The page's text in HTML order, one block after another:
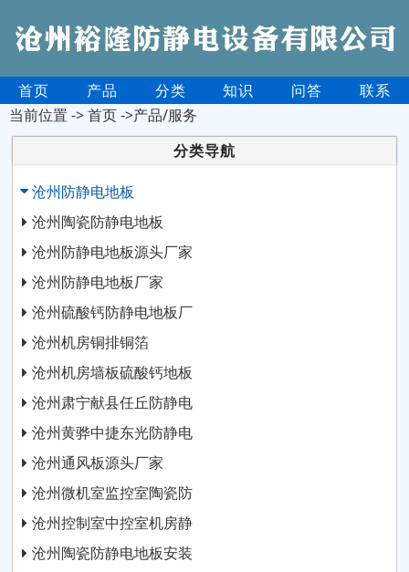
首页 产品 分类 知识 问答
联系
当前位置 ->首页->产品/服务
分类导航
沧州防静电地板
沧州陶瓷防静电地板
沧州防静电地板源头厂家
沧州防静电地板厂家
沧州硫酸钙防静电地板厂
沧州机房铜排铜箔
沧州机房墙板硫酸钙地板
沧州肃宁献县任丘防静电
沧州黄骅中捷东光防静电
沧州通风板源头厂家
沧州微机室监控室陶瓷防
沧州控制室中控室机房静
沧州陶瓷防静电地板安装